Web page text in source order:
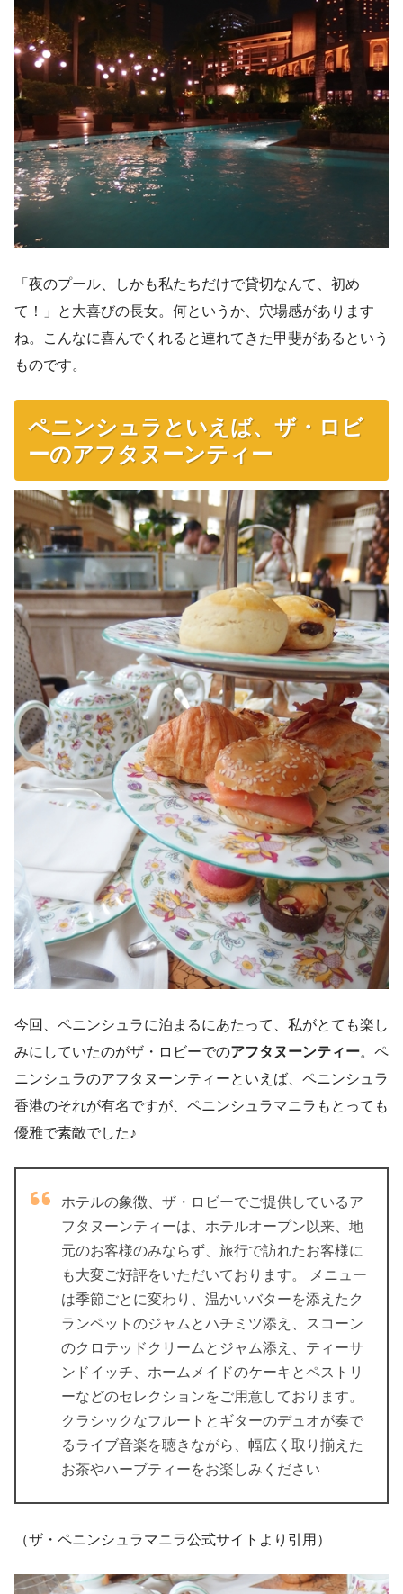
「夜のプール、しかも私たちだけで貸切なんて、初め
て！」と大喜びの長女。何というか、穴場感があります
ね。こんなに喜んでくれると連れてきた甲斐があるという
ものです。
ペニンシュラといえば、ザ・ロビ
ーのアフタヌーンティー
今回、ペニンシュラに泊まるにあたって、私がとても楽し
みにしていたのがザ・ロビーでのアフタヌーンティー。ペ
ニンシュラのアフタヌーンティーといえば、ペニンシュラ
香港のそれが有名ですが、ペニンシュラマニラもとっても
優雅で素敵でした♪
ホテルの象徴、ザ・ロビーでご提供しているア
フタヌーンティーは、ホテルオープン以来、地
元のお客様のみならず、旅行で訪れたお客様に
も大変ご好評をいただいております。 メニュー
は季節ごとに変わり、温かいバターを添えたク
ランペットのジャムとハチミツ添え、スコーン
のクロテッドクリームとジャム添え、ティーサ
ンドイッチ、ホームメイドのケーキとペストリ
ーなどのセレクションをご用意しております。
クラシックなフルートとギターのデュオが奏で
るライブ音楽を聴きながら、幅広く取り揃えた
お茶やハーブティーをお楽しみください
（ザ・ペニンシュラマニラ公式サイトより引用）